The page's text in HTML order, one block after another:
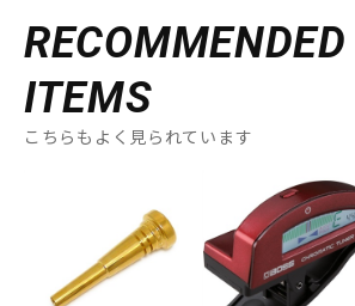
RECOMMENDED
ITEMS
こちらもよく見られています